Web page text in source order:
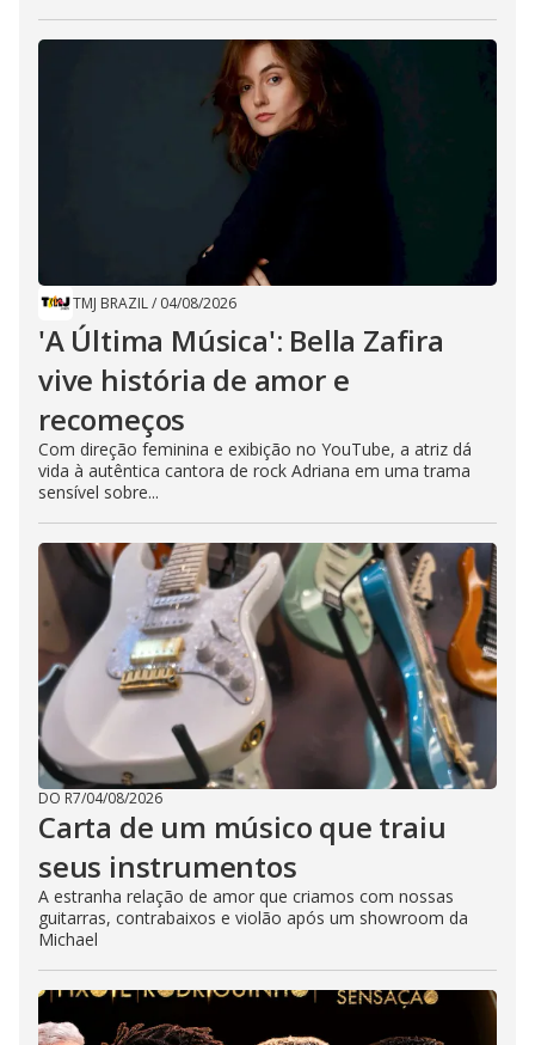
TMJ BRAZIL/ 04/08/2026
'A Última Música': Bella Zafira
vive história de amor e
recomeços
Com direção feminina e exibição no YouTube, a atriz dá
vida à autêntica cantora de rock Adriana em uma trama
sensível sobre...
DO R7/04/08/2026
Carta de um músico que traiu
seus instrumentos
A estranha relação de amor que criamos com nossas
guitarras, contrabaixos e violão após um showroom da
Michael